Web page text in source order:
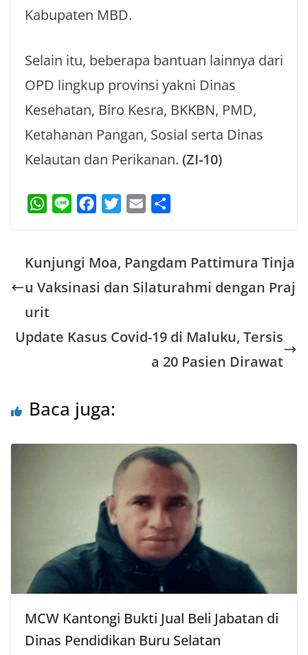
Kabupaten MBD.
Selain itu, beberapa bantuan lainnya dari
OPD lingkup provinsi yakni Dinas
Kesehatan, Biro Kesra, BKKBN, PMD,
Ketahanan Pangan, Sosial serta Dinas
Kelautan dan Perikanan. (ZI-10)
W
t
p
p
e
e
b
k
i
l
r
Kunjungi Moa, Pangdam Pattimura Tinja
u Vaksinasi dan Silaturahmi dengan Praj
urit
Update Kasus Covid-19 di Maluku, Tersis
a 20 Pasien Dirawat
Baca juga:
MCW Kantongi Bukti Jual Beli Jabatan di
Dinas Pendidikan Buru Selatan